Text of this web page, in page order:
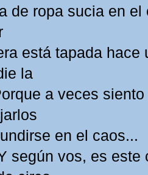
de ropa sucia en
está tapada hace
la
a veces
en el caos...
según vos, es este